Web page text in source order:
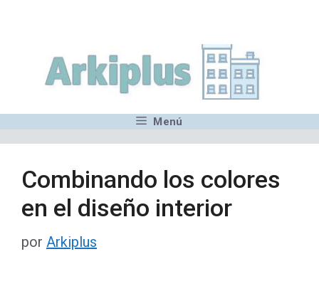
contenido
Menú
Combinando los colores
en el diseño interior
por Arkiplus